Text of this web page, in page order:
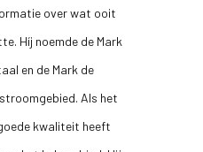
over wat ooit
Híj noemde de Mark
en de Mark de
Als het
kwaliteit heeft